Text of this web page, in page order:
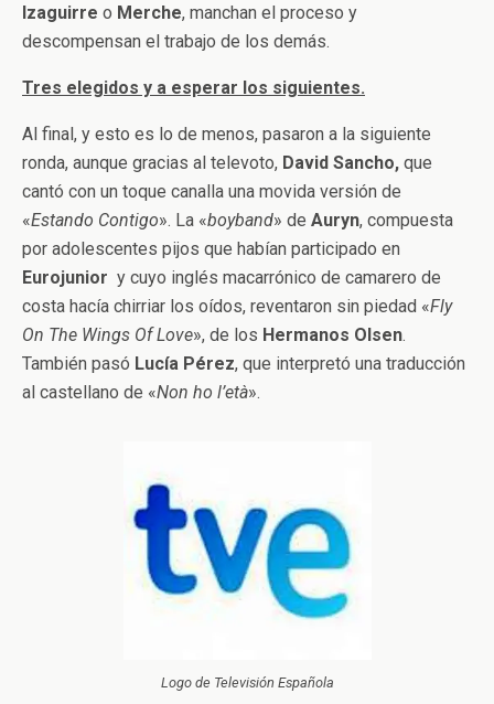
Izaguirre o Merche, manchan el proceso y
descompensan el trabajo de los demás.
Tres elegidos y a esperar los siguientes.
Al final, y esto es lo de menos, pasaron a la siguiente
ronda, aunque gracias al televoto, David Sancho, que
cantó con un toque canalla una movida versión de
«Estando Contigo». La «boyband» de Auryn, compuesta
por adolescentes pijos que habían participado en
Eurojunior y cuyo inglés macarrónico de camarero de
costa hacía chirriar los oídos, reventaron sin piedad «Fly
On The Wings Of Love», de los Hermanos Olsen.
También pasó Lucía Pérez, que interpretó una traducción
al castellano de «Non ho l’età».
Logo de Televisión Española